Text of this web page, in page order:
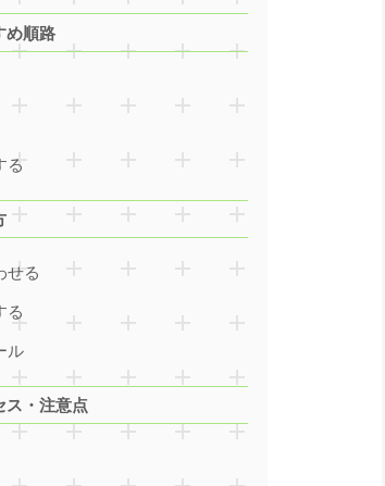
め順路
る
せる
る
ル
ス・注意点